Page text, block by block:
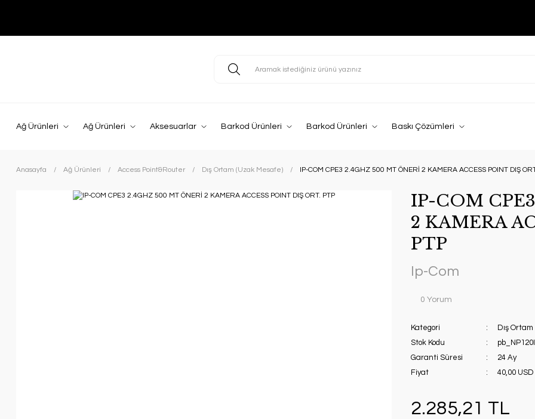
Ağ Ürünleri Ağ Ürünleri Aksesuarlar Barkod Ürünleri Barkod Ürünleri Baskı Çözümleri
Anasayfa Ağ Ürünleri Access Point&Router Dış Ortam (Uzak Mesafe) IP-COM CPE3 2.4GHZ 500 MT ÖNERİ 2 KAMERA ACCESS POINT DIŞ
IP-COM
2 KAMERA
PTP
Ip-Com
0 Yorum
Kategori
Dış
Stok Kodu
Garanti Süresi
24 Ay
Fiyat
40,00
2.285,21 TL